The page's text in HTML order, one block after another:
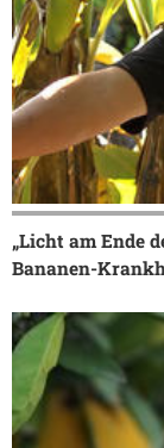
„Licht am Ende
Bananen-